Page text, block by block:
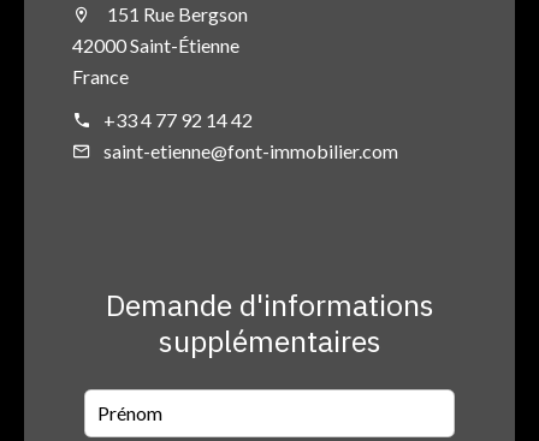
151 Rue Bergson
42000 Saint-Étienne
France
+33 4 77 92 14 42
saint-etienne@font-immobilier.com
Demande d'informations
supplémentaires